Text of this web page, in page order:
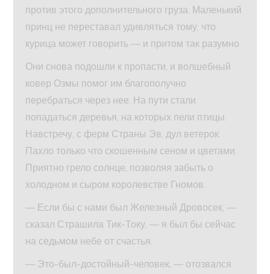
против этого дополнительного груза. Маленький
принц не переставал удивляться тому, что
курица может говорить — и притом так разумно.
Они снова подошли к пропасти, и волшебный
ковер Озмы помог им благополучно
перебраться через нее. На пути стали
попадаться деревья, на которых пели птицы.
Навстречу, с ферм Страны Эв, дул ветерок.
Пахло только что скошенным сеном и цветами.
Приятно грело солнце, позволяя забыть о
холодном и сыром королевстве Гномов.
— Если бы с нами был Железный Дровосек, —
сказал Страшила Тик-Току, — я был бы сейчас
на седьмом небе от счастья.
— Это-был-достойный-человек, — отозвался